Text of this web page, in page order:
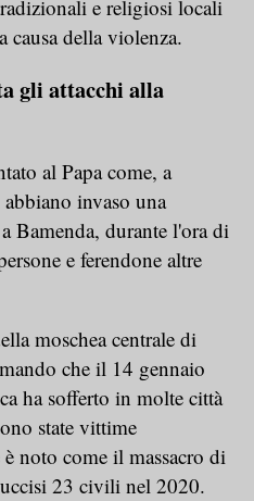
e religiosi locali
causa della violenza.
gli attacchi alla
al Papa come, a
invaso una
Bamenda, durante l'ora di
e ferendone altre
moschea centrale di
che il 14 gennaio
ha sofferto in molte città
state vittime
noto come il massacro di
23 civili nel 2020.